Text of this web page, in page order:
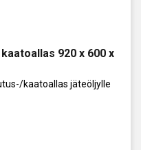
920 x 600 x
kaatoallas jäteöljylle